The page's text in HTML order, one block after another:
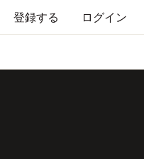
登録する ログイン